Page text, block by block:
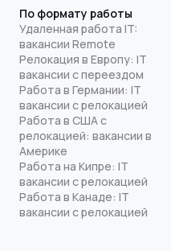
По формату работы
Удаленная работа IT:
вакансии Remote
Релокация в Европу: IT
вакансии с переездом
Работа в Германии: IT
вакансии с релокацией
Работа в США с
релокацией: вакансии в
Америке
Работа на Кипре: IT
вакансии с релокацией
Работа в Канаде: IT
вакансии с релокацией